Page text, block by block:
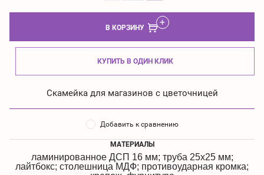
В КОРЗИНУ
КУПИТЬ В ОДИН КЛИК
Скамейка для магазинов с цветочницей
Добавить к сравнению
МАТЕРИАЛЫ
ламинированное ДСП 16 мм; труба 25х25 мм;
лайтбокс; столешница МДФ; противоударная кромка;